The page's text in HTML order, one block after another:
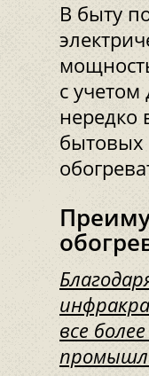
В быту
с
нередко
бытовых
все